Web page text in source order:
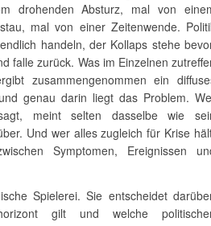
drohenden Absturz, mal von
mal von einer Zeitenwende.
handeln, der Kollaps stehe
falle zurück. Was im Einzelnen
zusammengenommen ein
genau darin liegt das Problem.
meint selten dasselbe wie
Und wer alles zugleich für Krise
Symptomen, Ereignissen
Spielerei. Sie entscheidet
gilt und welche